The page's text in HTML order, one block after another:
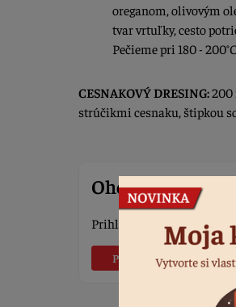
oreganom, olivovým
tvar vrtuľky, cesto
Pečieme pri 180 -
CESNAKOVÝ DRESING:200
strúčikmi cesnaku, štipkou
Ohodnotiť recept
Prihláste sa, ak chcete
Prihlásiť sa